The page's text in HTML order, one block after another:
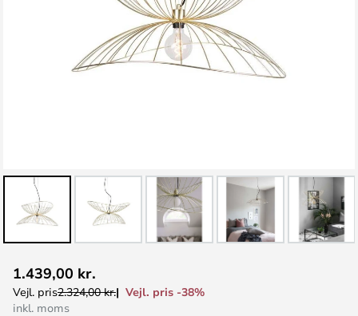
til
starten
1.439,00 kr.
Vejl. pris2.324,00 kr.
Vejl. pris -38%
inkl. moms